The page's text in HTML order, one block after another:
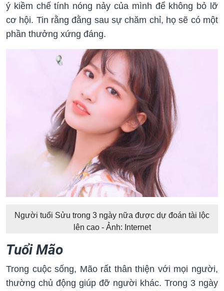
ý kiềm chế tính nóng nảy của mình để không bỏ lỡ
cơ hội. Tin rằng đằng sau sự chăm chỉ, họ sẽ có một
phần thưởng xứng đáng.
Người tuổi Sửu trong 3 ngày nữa được dự đoán tài lộc
lên cao - Ảnh: Internet
Tuổi Mão
Trong cuộc sống, Mão rất thân thiện với mọi người,
thường chủ động giúp đỡ người khác. Trong 3 ngày